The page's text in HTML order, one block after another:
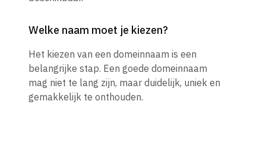
Welke naam moet je kiezen?
Het kiezen van een domeinnaam is een
belangrijke stap. Een goede domeinnaam
mag niet te lang zijn, maar duidelijk, uniek en
gemakkelijk te onthouden.